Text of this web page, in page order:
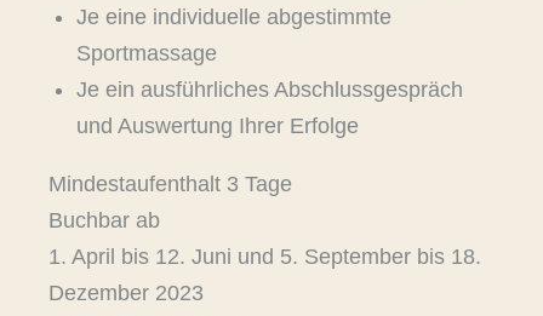
Je eine individuelle abgestimmte
Sportmassage
Je ein ausführliches Abschlussgespräch
und Auswertung Ihrer Erfolge
Mindestaufenthalt 3 Tage
Buchbar ab
1. April bis 12. Juni und 5. September bis 18.
Dezember 2023